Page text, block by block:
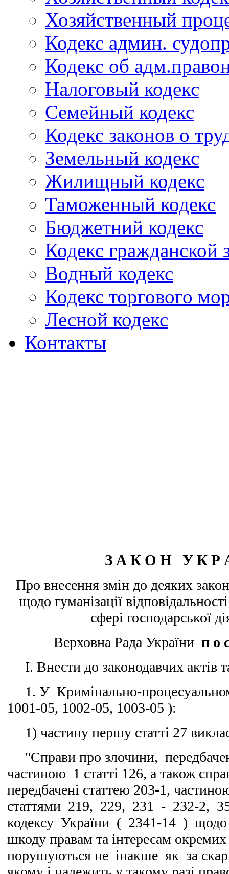
Хозяйственный
Кодекс админ.
Кодекс об
Налоговый кодекс
Семейный кодекс
Кодекс законов о
Земельный кодекс
Жилищный кодекс
Таможенный кодекс
Бюджетний кодекс
Кодекс гражданской
Водный кодекс
Кодекс торгового
Лесной кодекс
Контакты
З А К О Н У К Р
Про внесення змін до деяких
щодо гуманізації
сфері господарської
Верховна Рада України п о
I. Внести до законодавчих актів
1. У Кримінально-
1001-05, 1002-05, 1003-05 ):
1) частину першу статті 27
"Справи про злочини,
частиною 1 статті 126, а також
передбачені статтею 203-1,
статтями 219, 229, 231 - 232-2,
кодексу України ( 2341-14 ) щодо
шкоду правам та інтересам
порушуються не інакше як за